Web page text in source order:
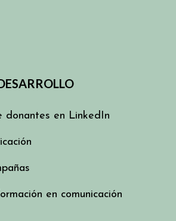
donantes en LinkedIn
en comunicación